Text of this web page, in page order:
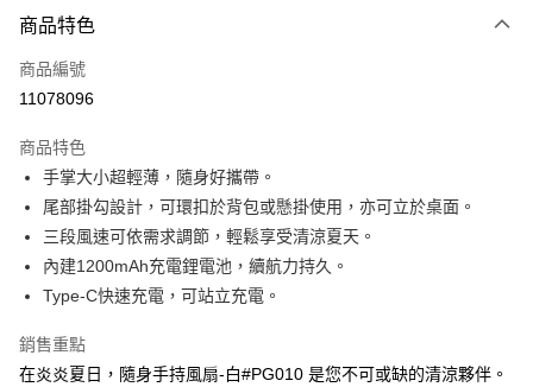
信用卡一次付款
超商取貨付款
Apple Pay
街口支付
悠遊付
Google Pay
AFTEE先享後付
相關說明
商品特色
商品編號
11078096
商品特色
手掌大小超輕薄，隨身好攜帶。
尾部掛勾設計，可環扣於背包或懸掛使用，亦可立於桌面。
三段風速可依需求調節，輕鬆享受清涼夏天。
內建1200mAh充電鋰電池，續航力持久。
Type-C快速充電，可站立充電。
銷售重點
在炎炎夏日，隨身手持風扇-白#PG010 是您不可或缺的清涼夥伴。